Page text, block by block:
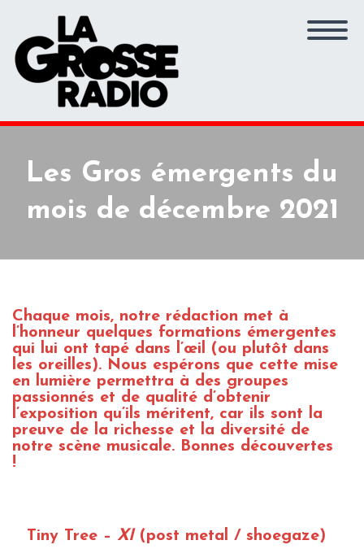
Les Gros émergents du
mois de décembre 2021
Chaque mois, notre rédaction met à
l’honneur quelques formations émergentes
qui lui ont tapé dans l’œil (ou plutôt dans
les oreilles). Nous espérons que cette mise
en lumière permettra à des groupes
passionnés et de qualité d’obtenir
l’exposition qu’ils méritent, car ils sont la
preuve de la richesse et la diversité de
notre scène musicale. Bonnes découvertes
!
Tiny Tree – XI(post metal / shoegaze)